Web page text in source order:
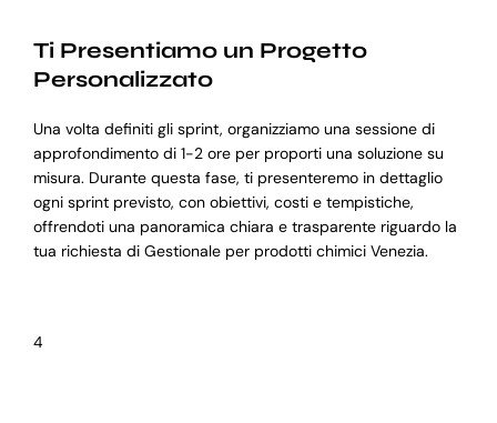
Ti Presentiamo un Progetto
Personalizzato
Una volta definiti gli sprint, organizziamo una sessione di
approfondimento di 1-2 ore per proporti una soluzione su
misura. Durante questa fase, ti presenteremo in dettaglio
ogni sprint previsto, con obiettivi, costi e tempistiche,
offrendoti una panoramica chiara e trasparente riguardo la
tua richiesta di Gestionale per prodotti chimici Venezia.
4